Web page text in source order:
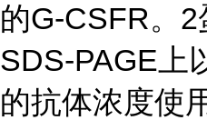
的G-CSFR。
SDS-PAGE上
的抗体浓度使